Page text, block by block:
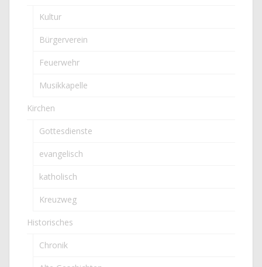
Kultur
Bürgerverein
Feuerwehr
Musikkapelle
Kirchen
Gottesdienste
evangelisch
katholisch
Kreuzweg
Historisches
Chronik